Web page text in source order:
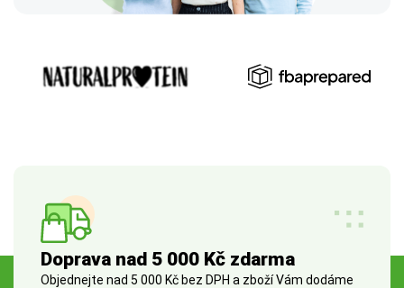
Doprava nad 5 000 Kč zdarma
Objednejte nad 5 000 Kč bez DPH a zboží Vám dodáme